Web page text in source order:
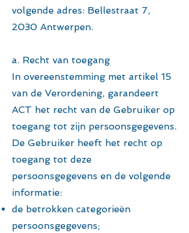
volgende adres: Bellestraat 7,
2030 Antwerpen.
a. Recht van toegang
In overeenstemming met artikel 15
van de Verordening, garandeert
ACT het recht van de Gebruiker op
toegang tot zijn persoonsgegevens.
De Gebruiker heeft het recht op
toegang tot deze
persoonsgegevens en de volgende
informatie:
de betrokken categorieën
persoonsgegevens;